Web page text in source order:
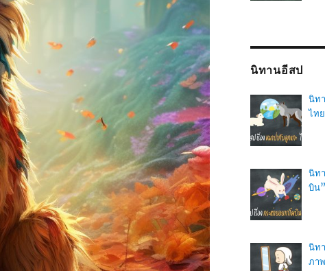
นิทานอีสป
นิท
ไท
นิท
บิน
นิท
ภา